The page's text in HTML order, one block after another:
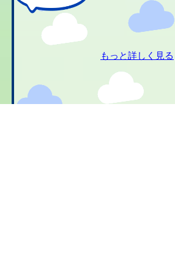
もっと詳しく見る